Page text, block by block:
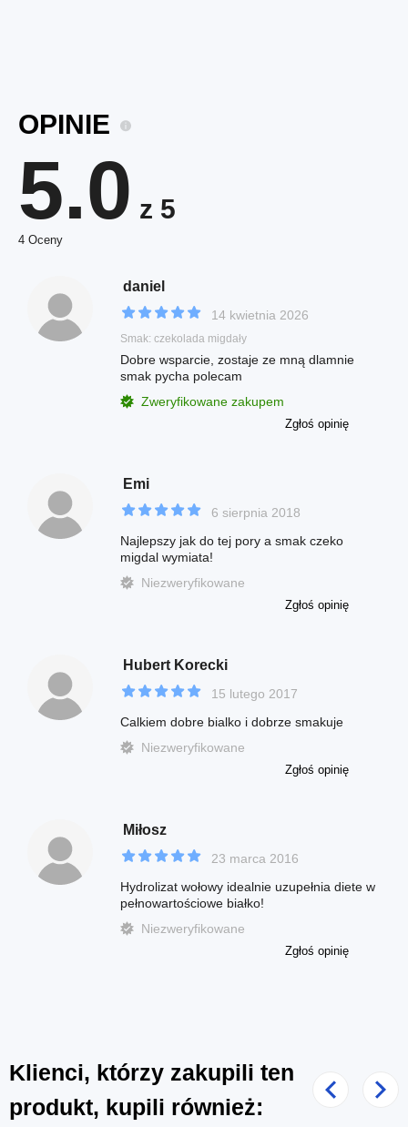
OPINIE
5.0 z 5
4 Oceny
daniel
14 kwietnia 2026
Smak: czekolada migdały
Dobre wsparcie, zostaje ze mną dlamnie
smak pycha polecam
Zweryfikowane zakupem
Zgłoś opinię
Emi
6 sierpnia 2018
Najlepszy jak do tej pory a smak czeko
migdal wymiata!
Niezweryfikowane
Zgłoś opinię
Hubert Korecki
15 lutego 2017
Calkiem dobre bialko i dobrze smakuje
Niezweryfikowane
Zgłoś opinię
Miłosz
23 marca 2016
Hydrolizat wołowy idealnie uzupełnia diete w
pełnowartościowe białko!
Niezweryfikowane
Zgłoś opinię
Klienci, którzy zakupili ten
produkt, kupili również:
Poprzedni